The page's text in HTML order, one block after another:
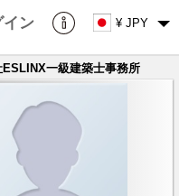
イン ¥ JPY
ESLINX一級建築士事務所